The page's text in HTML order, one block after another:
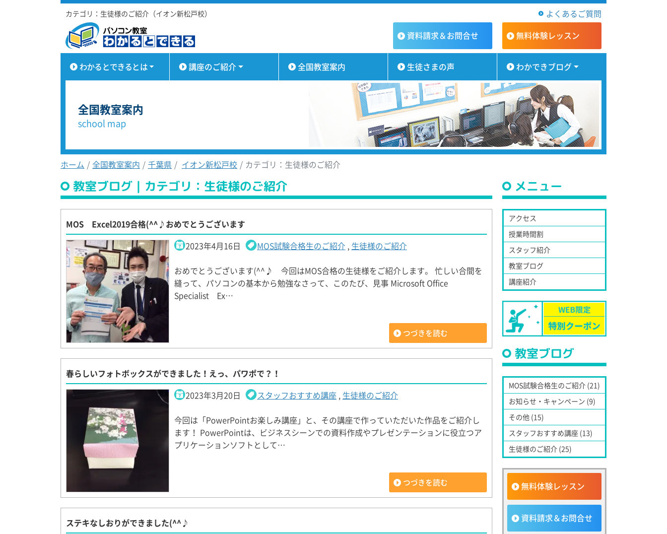
カテゴリ：生徒様のご紹介（イオン新松戸校）
よくあるご質問
資料請求＆お問合せ 無料体験レッスン
わかるとできるとは 講座のご紹介 全国教室案内 生徒さまの声 わかできブログ
全国教室案内
school map
ホーム 全国教室案内 千葉県 イオン新松戸校 カテゴリ：生徒様のご紹介
教室ブログ｜カテゴリ：生徒様のご紹介
MOS Excel2019合格(^^♪おめでとうございます
2023年4月16日
MOS試験合格生のご紹介 , 生徒様のご紹介
おめでとうございます(^^♪ 今回はMOS合格の生徒様をご紹介します。 忙しい合間を
縫って、パソコンの基本から勉強なさって、このたび、見事 Microsoft Office
Specialist Ex…
つづきを読む
春らしいフォトボックスができました！えっ、パワポで？！
2023年3月20日
スタッフおすすめ講座 , 生徒様のご紹介
今回は「PowerPointお楽しみ講座」と、その講座で作っていただいた作品をご紹介し
ます！ PowerPointは、ビジネスシーンでの資料作成やプレゼンテーションに役立つア
プリケーションソフトとして…
つづきを読む
ステキなしおりができました(^^♪
メニュー
アクセス
授業時間割
スタッフ紹介
教室ブログ
講座紹介
教室ブログ
MOS試験合格生のご紹介 (21)
お知らせ・キャンペーン (9)
その他 (15)
スタッフおすすめ講座 (13)
生徒様のご紹介 (25)
無料体験レッスン
資料請求＆お問合せ